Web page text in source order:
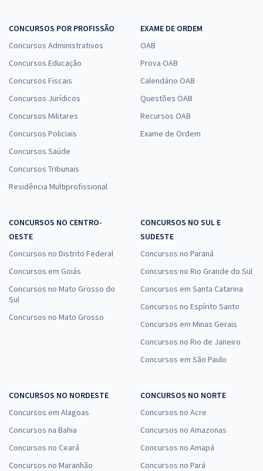
CONCURSOS POR PROFISSÃO
Concursos Administrativos
Concursos Educação
Concursos Fiscais
Concursos Jurídicos
Concursos Militares
Concursos Policiais
Concursos Saúde
Concursos Tribunais
Residência Multiprofissional
EXAME DE ORDEM
OAB
Prova OAB
Calendário OAB
Questões OAB
Recursos OAB
Exame de Ordem
CONCURSOS NO CENTRO-
OESTE
Concursos no Distrito Federal
Concursos em Goiás
Concursos no Mato Grosso do
Sul
Concursos no Mato Grosso
CONCURSOS NO SUL E
SUDESTE
Concursos no Paraná
Concursos no Rio Grande do Sul
Concursos em Santa Catarina
Concursos no Espírito Santo
Concursos em Minas Gerais
Concursos no Rio de Janeiro
Concursos em São Paulo
CONCURSOS NO NORDESTE
Concursos em Alagoas
Concursos na Bahia
Concursos no Ceará
Concursos no Maranhão
CONCURSOS NO NORTE
Concursos no Acre
Concursos no Amazonas
Concursos no Amapá
Concursos no Pará